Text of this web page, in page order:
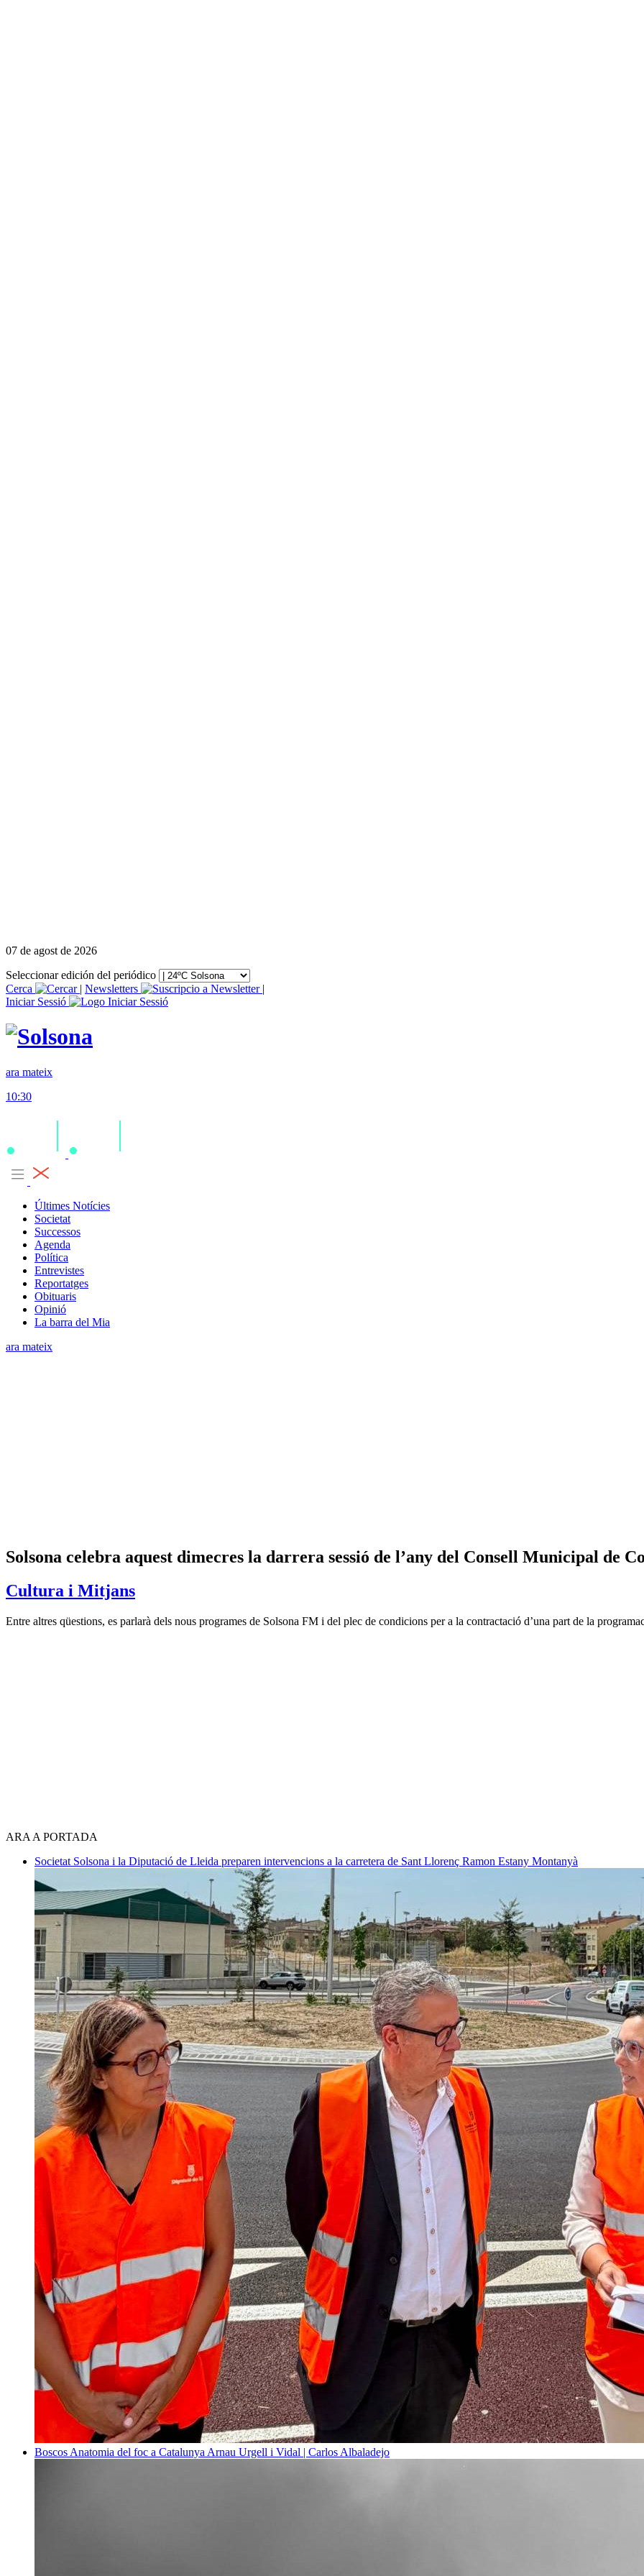
07 de agost de 2026
Seleccionar edición del periódico
Cerca
| Newsletters
|
Iniciar Sessió
ara mateix
10:30
Últimes Notícies
Societat
Successos
Agenda
Política
Entrevistes
Reportatges
Obituaris
Opinió
La barra del Mia
ara mateix
Solsona celebra aquest dimecres la darrera sessió de l’any del Consell Municipal de
Cultura i Mitjans
Entre altres qüestions, es parlarà dels nous programes de Solsona FM i del plec de condicions per a la contractació d’una part de la
ARA A PORTADA
Societat Solsona i la Diputació de Lleida preparen intervencions a la carretera de Sant Llorenç Ramon Estany Montanyà
Boscos Anatomia del foc a Catalunya Arnau Urgell i Vidal | Carlos Albaladejo